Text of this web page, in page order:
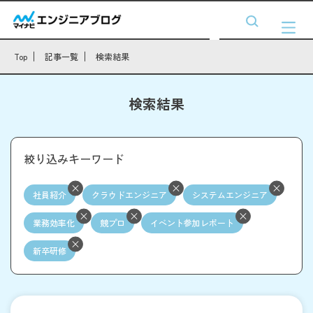
Top 記事一覧 検索結果
検索結果
絞り込みキーワード
社員紹介 クラウドエンジニア システムエンジニア
業務効率化 競プロ イベント参加レポート
新卒研修